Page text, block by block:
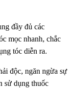
đầy đủ các
mọc nhanh, chắc
tóc diễn ra.
độc, ngăn ngừa sự
sử dụng thuốc